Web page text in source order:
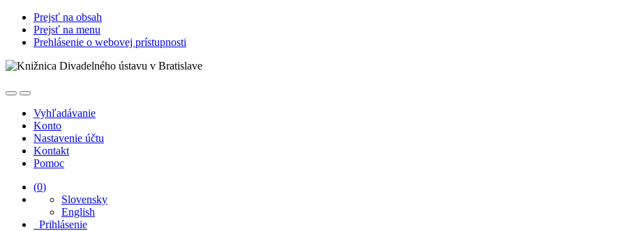
Prejsť na obsah
Prejsť na menu
Prehlásenie o webovej prístupnosti
Vyhľadávanie
Konto
Nastavenie účtu
Kontakt
Pomoc
(0)
Slovensky
English
Prihlásenie